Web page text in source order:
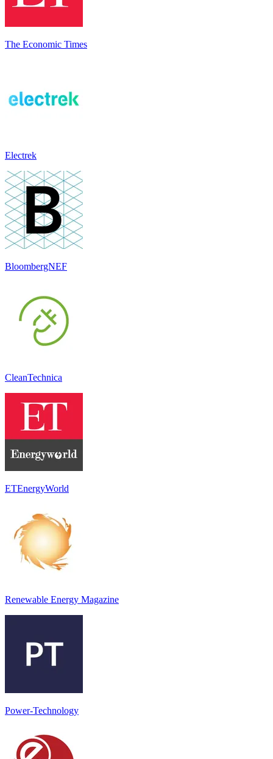
The Economic Times
Electrek
BloombergNEF
CleanTechnica
ETEnergyWorld
Renewable Energy Magazine
Power-Technology